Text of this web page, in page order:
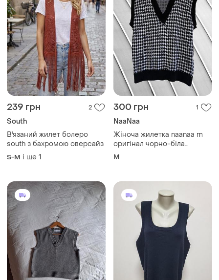
239 грн 2
South
В'язаний жилет болеро
south з бахромою оверсайз
S-M і ще 1
300 грн 1
NaaNaa
Жіноча жилетка naanaa m
оригінал чорно-біла
жилетка гусяча лапка
M